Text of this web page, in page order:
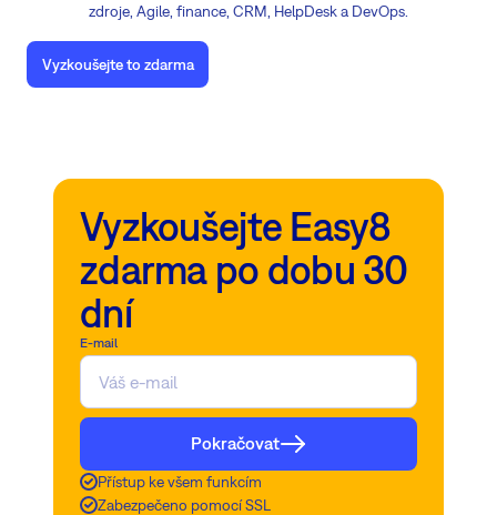
zdroje, Agile, finance, CRM, HelpDesk a DevOps.
Vyzkoušejte to zdarma
Vyzkoušejte Easy8
zdarma po dobu 30
dní
E-mail
Pokračovat
Přístup ke všem funkcím
Zabezpečeno pomocí SSL